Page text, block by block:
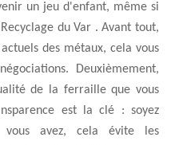
un jeu d'enfant, même si
du Var . Avant tout,
des métaux, cela vous
Deuxièmement,
de la ferraille que vous
est la clé : soyez
avez, cela évite les